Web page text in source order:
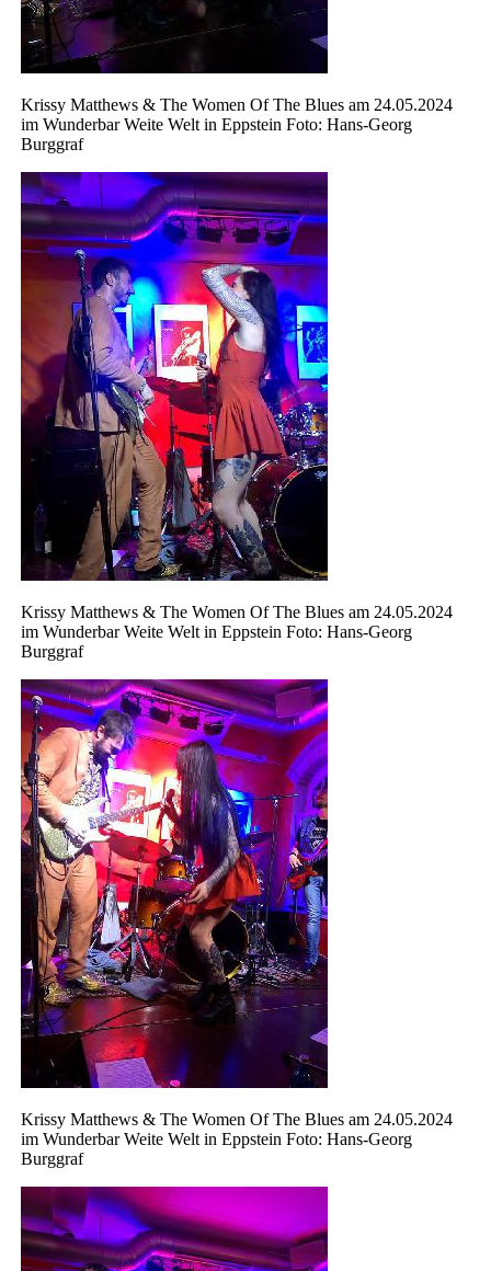
Krissy Matthews & The Women Of The Blues am 24.05.2024
im Wunderbar Weite Welt in Eppstein Foto: Hans-Georg
Burggraf
Krissy Matthews & The Women Of The Blues am 24.05.2024
im Wunderbar Weite Welt in Eppstein Foto: Hans-Georg
Burggraf
Krissy Matthews & The Women Of The Blues am 24.05.2024
im Wunderbar Weite Welt in Eppstein Foto: Hans-Georg
Burggraf